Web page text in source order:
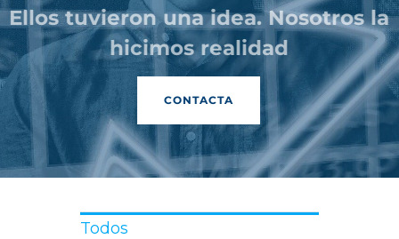
CASOS DE ÉXITO
BLOG
CONTACTO
Ellos tuvieron una idea. Nosotros la
hicimos realidad
CONTACTA
Todos